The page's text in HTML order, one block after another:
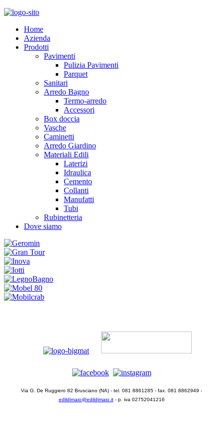
Home
Azienda
Prodotti
Pavimenti
Pulizia Pavimenti
Parquet
Sanitari
Arredo Bagno
Termo-arredo
Accessori
Box doccia
Vasche
Caminetti
Arredo Giardino
Materiali Edili
Laterizi
Idraulica
Cemento
Collanti
Manufatti
Tubi
Rubinetteria
Dove siamo
Via G. De Ruggiero 82 Brusciano (NA) - tel. 081 8861285 - fax. 081 8862949 -
edildimaio@edildimaio.it- p. iva 02752041216